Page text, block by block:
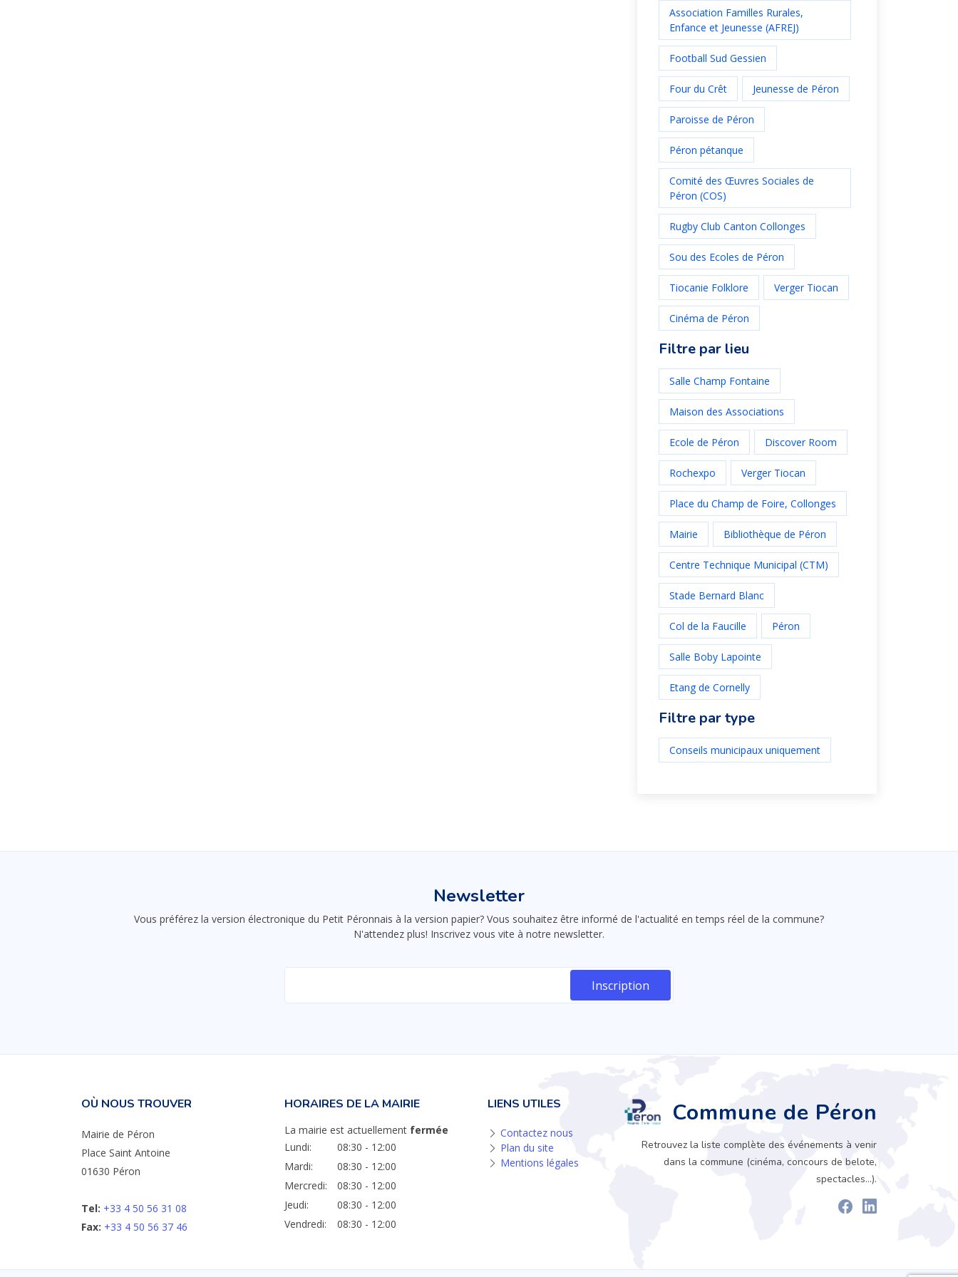
Association Familles Rurales,
Enfance et Jeunesse (AFREJ)
Football Sud Gessien
Four du Crêt Jeunesse de Péron
Paroisse de Péron
Péron pétanque
Comité des Œuvres Sociales de
Péron (COS)
Rugby Club Canton Collonges
Sou des Ecoles de Péron
Tiocanie Folklore Verger Tiocan
Cinéma de Péron
Filtre par lieu
Salle Champ Fontaine
Maison des Associations
Ecole de Péron Discover Room
Rochexpo Verger Tiocan
Place du Champ de Foire, Collonges
Mairie Bibliothèque de Péron
Centre Technique Municipal (CTM)
Stade Bernard Blanc
Col de la Faucille Péron
Salle Boby Lapointe
Etang de Cornelly
Filtre par type
Conseils municipaux uniquement
Newsletter
Vous préférez la version électronique du Petit Péronnais à la version papier? Vous souhaitez être informé de l'actualité en temps réel de la commune?
N'attendez plus! Inscrivez vous vite à notre newsletter.
OÙ NOUS TROUVER
Mairie de Péron
Place Saint Antoine
01630 Péron
Tel: +33 4 50 56 31 08
Fax: +33 4 50 56 37 46
HORAIRES DE LA MAIRIE
La mairie est actuellement fermée
Lundi:
08:30 - 12:00
Mardi:
08:30 - 12:00
Mercredi:
08:30 - 12:00
Jeudi:
08:30 - 12:00
Vendredi:
08:30 - 12:00
LIENS UTILES
Contactez nous
Plan du site
Mentions légales
Commune de Péron
Retrouvez la liste complète des événements à venir
dans la commune (cinéma, concours de belote,
spectacles...).